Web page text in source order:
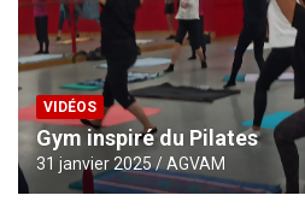
VIDÉOS
Gym inspiré du Pilates
31 janvier 2025 AGVAM